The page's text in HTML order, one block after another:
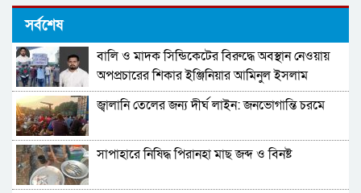
রাষ্ট্রের নীরবতায় ছাত্রদের কণ্ঠ: রংপুরে ‘হ্যাঁ মার্চ’-এর
শিক্ষাপ্রতিষ্ঠানে নির্বাচনী সভা-সমাবেশ নিষিদ্ধ
প্রবাসীদের প্রথম ভোট ধানের শীষের পক্ষে হোক
শীতার্তদের সহায়তায় বিত্তবানরা এগিয়ে আসুন- চসিক
সর্বশেষ
বালি ও মাদক সিন্ডিকেটের বিরুদ্ধে অবস্থান নেওয়ায়
অপপ্রচারের শিকার ইঞ্জিনিয়ার আমিনুল ইসলাম
ডালিমের অভিযোগ
জ্বালানি তেলের জন্য দীর্ঘ লাইন: জনভোগান্তি চরমে
সাপাহারে নিষিদ্ধ পিরানহা মাছ জব্দ ও বিনষ্ট